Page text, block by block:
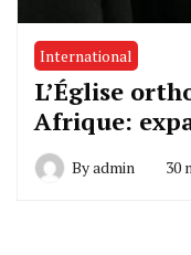
International
L’Église
Afrique:
Byadmin 30